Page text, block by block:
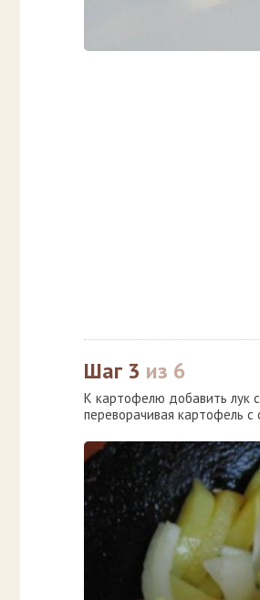
Шаг 3 из 6
К картофелю добавить лук
переворачивая картофель